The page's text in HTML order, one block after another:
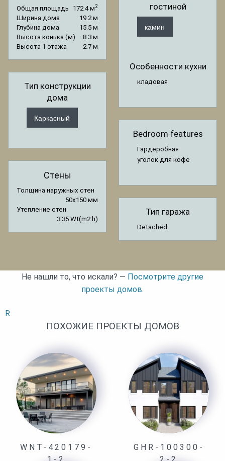
Общая площадь 172.4 м2
Ширина дома
19.2 м
Глубина дома
15.5 м
Высота конька (м)
8.3 м
Высота 1 этажа
2.7 м
Тип конструкции
дома
Каркасный
Стены
Толщина наружных стен
50x150 мм
Утепление стен
3.35 Wt(m2 h)
гостиной
камин
Особенности кухни
кладовая
Bedroom features
Гардеробная
уголок для кофе
Тип гаража
Detached
Не нашли то, что искали? — Посмотрите другие
проекты домов.
R
ПОХОЖИЕ ПРОЕКТЫ ДОМОВ
WNT-420179-
GHR-100300-